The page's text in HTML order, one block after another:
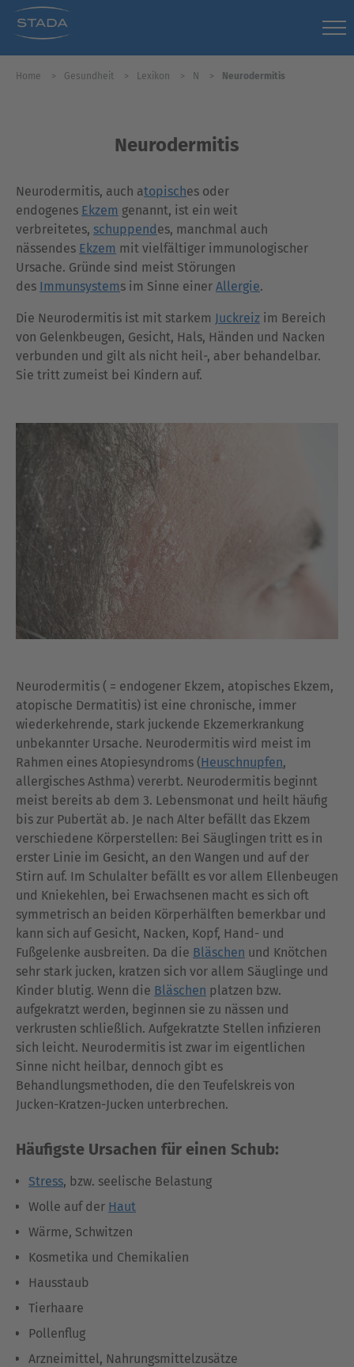
Home Gesundheit Lexikon N Neurodermitis
Neurodermitis
Neurodermitis, auch atopisches oder
endogenes Ekzem genannt, ist ein weit
verbreitetes, schuppendes, manchmal auch
nässendes Ekzem mit vielfältiger immunologischer
Ursache. Gründe sind meist Störungen
des Immunsystems im Sinne einer Allergie.
Die Neurodermitis ist mit starkem Juckreiz im Bereich
von Gelenkbeugen, Gesicht, Hals, Händen und Nacken
verbunden und gilt als nicht heil-, aber behandelbar.
Sie tritt zumeist bei Kindern auf.
Neurodermitis ( = endogener Ekzem, atopisches Ekzem,
atopische Dermatitis) ist eine chronische, immer
wiederkehrende, stark juckende Ekzemerkrankung
unbekannter Ursache. Neurodermitis wird meist im
Rahmen eines Atopiesyndroms (Heuschnupfen,
allergisches Asthma) vererbt. Neurodermitis beginnt
meist bereits ab dem 3. Lebensmonat und heilt häufig
bis zur Pubertät ab. Je nach Alter befällt das Ekzem
verschiedene Körperstellen: Bei Säuglingen tritt es in
erster Linie im Gesicht, an den Wangen und auf der
Stirn auf. Im Schulalter befällt es vor allem Ellenbeugen
und Kniekehlen, bei Erwachsenen macht es sich oft
symmetrisch an beiden Körperhälften bemerkbar und
kann sich auf Gesicht, Nacken, Kopf, Hand- und
Fußgelenke ausbreiten. Da die Bläschen und Knötchen
sehr stark jucken, kratzen sich vor allem Säuglinge und
Kinder blutig. Wenn die Bläschen platzen bzw.
aufgekratzt werden, beginnen sie zu nässen und
verkrusten schließlich. Aufgekratzte Stellen infizieren
sich leicht. Neurodermitis ist zwar im eigentlichen
Sinne nicht heilbar, dennoch gibt es
Behandlungsmethoden, die den Teufelskreis von
Jucken-Kratzen-Jucken unterbrechen.
Häufigste Ursachen für einen Schub:
Stress, bzw. seelische Belastung
Wolle auf der Haut
Wärme, Schwitzen
Kosmetika und Chemikalien
Hausstaub
Tierhaare
Pollenflug
Arzneimittel, Nahrungsmittelzusätze